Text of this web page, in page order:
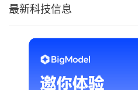
最新科技信息